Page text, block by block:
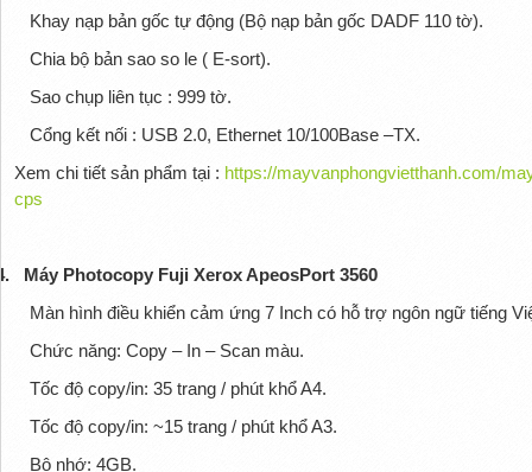
Khay nạp bản gốc tự động (Bộ nạp bản gốc DADF 110 tờ).
Chia bộ bản sao so le ( E-sort).
Sao chụp liên tục : 999 tờ.
Cổng kết nối : USB 2.0, Ethernet 10/100Base –TX.
Xem chi tiết sản phẩm tại : https://mayvanphongvietthanh.com/
cps
Máy Photocopy Fuji Xerox ApeosPort 3560
Màn hình điều khiển cảm ứng 7 Inch có hỗ trợ ngôn ngữ tiếng
Chức năng: Copy – In – Scan màu.
Tốc độ copy/in: 35 trang / phút khổ A4.
Tốc độ copy/in: ~15 trang / phút khổ A3.
Bộ nhớ: 4GB.